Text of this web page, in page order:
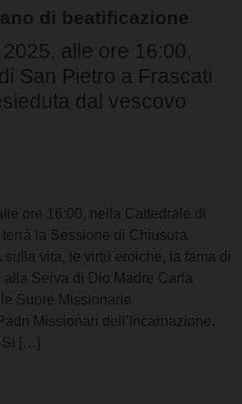
di beatificazione
alle ore 16:00,
San Pietro a Frascati
dal vescovo
ore 16:00, nella Cattedrale di
la Sessione di Chiusura
sulla vita, le virtù eroiche, la fama di
Serva di Dio Madre Carla
Suore Missionarie
Missionari dell’Incarnazione.
Si […]